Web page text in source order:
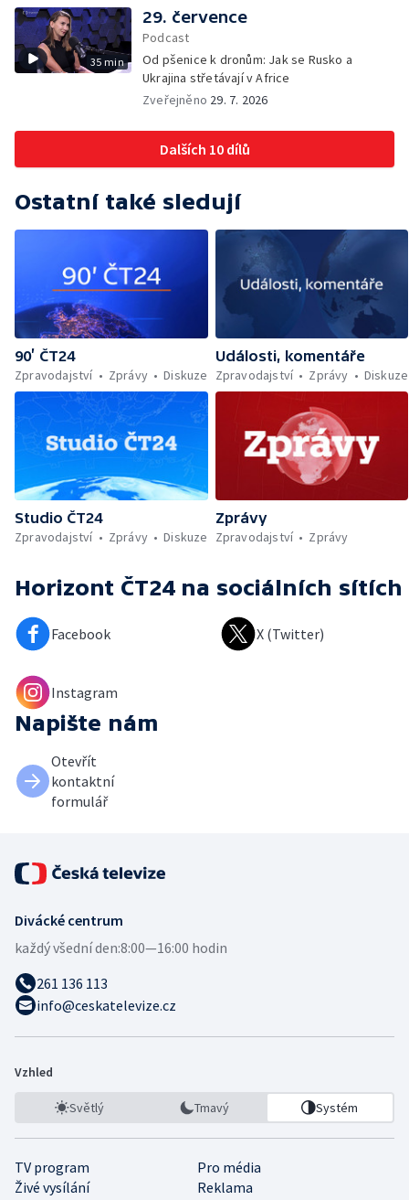
trochu jiná lanovka
35 min
29. července
Podcast
Od pšenice k dronům: Jak se Rusko a
Ukrajina střetávají v Africe
Zveřejněno 29. 7. 2026
Dalších 10 dílů
Ostatní také sledují
90’ ČT24
Zpravodajství
Zprávy Diskuze
Události, komentáře
Zpravodajství
Zprávy Diskuze
Studio ČT24
Zpravodajství
Zprávy Diskuze
Zprávy
Zpravodajství
Zprávy
Horizont ČT24 na sociálních sítích
Facebook X (Twitter)
Instagram
Napište nám
Otevřít
kontaktní
formulář
Divácké centrum
každý všední den:8:00—16:00 hodin
261 136 113
info@ceskatelevize.cz
Vzhled
Světlý Tmavý Systém
TV program
Pro média
Živé vysílání
Reklama